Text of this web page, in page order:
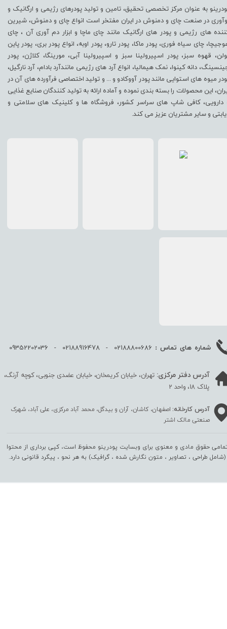
به عنوان مرکز تخصصی تحقیق، تامین و تولید پودرهای رژیمی و ارگانیک و
در صنعت چای و دمنوش در ایران مفتخر است انواع چای و دمنوش، شیرین
های رژیمی و پودر های ارگانیک مانند چای ماچا و ابزار دم آوری آن ، چای
چای سیاه فوری، پودر ماکا، پودر تارو، پودر اوبه، انواع پودر بری، پودر پاین
قهوه سبز، پودر اسپیرولینا سبز و اسپیرولینا آبی، مورینگا، کلاژن، پودر
دانه کینوا، نمک هیمالیا، انواع آرد های رژیمی مانندآرد بادام، آرد نارگیل،
میوه های استوایی مانند پودر آووکادو و ... و تولید اختصاصی فرآورده های آن در
این محصولات را بسته بندی نموده و آماده ارائه به تولید کنندگان صنایع غذایی
دارویی، کافی شاپ های سراسر کشور، فروشگاه ها و کلینیک های سلامتی و
و سایر مشتریان عزیز می کند.
حقوق مادی و معنوی برای وبسایت پودرینو محفوظ است، کپی برداری از محتوا
(شامل طراحی ، تصاویر ، متون نگارش شده ، گرافیک) به هر نحو ،‌ پیگرد قانونی دارد.
شماره های تماس :
آدرس دفتر مرکزی: تهران، خیابان کریمخان، خیابان عضدی جنوبی، کوچه آرنگ،
پلاک 18، واحد 2
آدرس کارخانه: اصفهان، کاشان، آران و بیدگل، محمد آباد مرکزی، علی آباد، شهرک
صنعتی مالک اشتر